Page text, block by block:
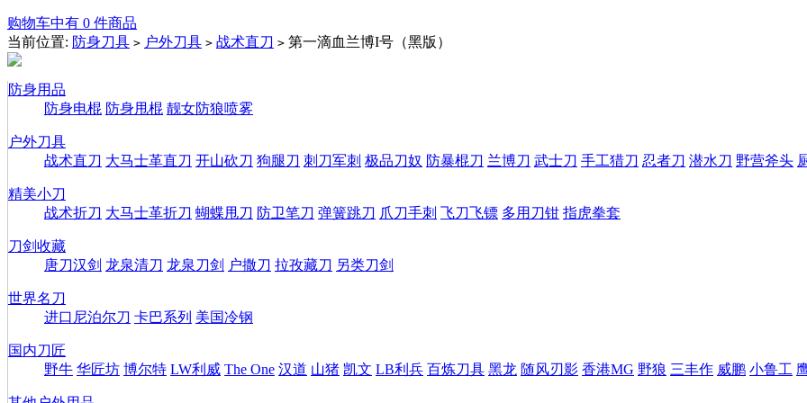
购物车中有 0 件商品
当前位置: 防身刀具 > 户外刀具 > 战术直刀 > 第一滴血兰博I号（黑版）
防身用品
防身电棍 防身甩棍 靓女防狼喷雾
户外刀具
战术直刀 大马士革直刀 开山砍刀 狗腿刀 刺刀军刺 极品刀奴 防暴棍刀 兰博刀 武士刀 手工猎刀 忍者刀 潜水刀 野营斧头
精美小刀
战术折刀 大马士革折刀 蝴蝶甩刀 防卫笔刀 弹簧跳刀 爪刀手刺 飞刀飞镖 多用刀钳 指虎拳套
刀剑收藏
唐刀汉剑 龙泉清刀 龙泉刀剑 户撒刀 拉孜藏刀 另类刀剑
世界名刀
进口尼泊尔刀 卡巴系列 美国冷钢
国内刀匠
野牛 华匠坊 博尔特 LW利威 The One 汉道 山猪 凯文 LB利兵 百炼刀具 黑龙 随风刃影 香港MG 野狼 三丰作 威鹏 小鲁工